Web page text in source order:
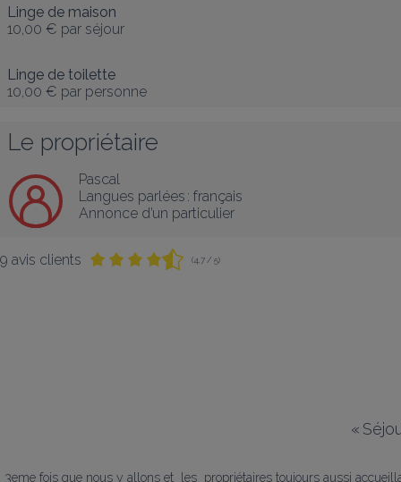
Linge de maison
10,00 € par séjour
Linge de toilette
10,00 € par personne
Le propriétaire
Pascal
Langues parlées : français
Annonce d’un particulier
9 avis clients (4,7 / 5)
«
3eme fois que nous y allons et  les  propriétaires toujours aussi